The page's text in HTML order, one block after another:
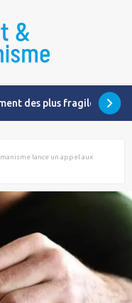
des plus fragiles
lance un appel aux